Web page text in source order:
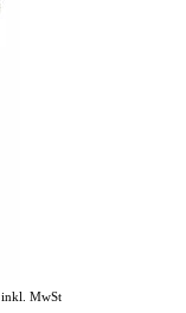
inkl. MwSt